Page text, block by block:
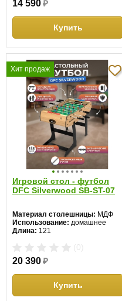
14 590₽
Купить
Хит продаж
Игровой стол - футбол
DFC Silverwood SB-ST-07
Материал столешницы: МДФ
Использование: домашнее
Длина: 121
20 390₽
Купить